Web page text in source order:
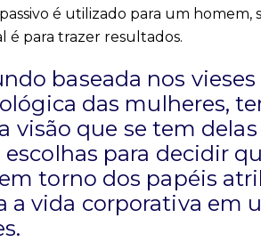
é utilizado para um
é para trazer resultados.
baseada nos vieses
das mulheres,
visão que se tem delas
para decidir
torno dos papéis
a vida corporativa em